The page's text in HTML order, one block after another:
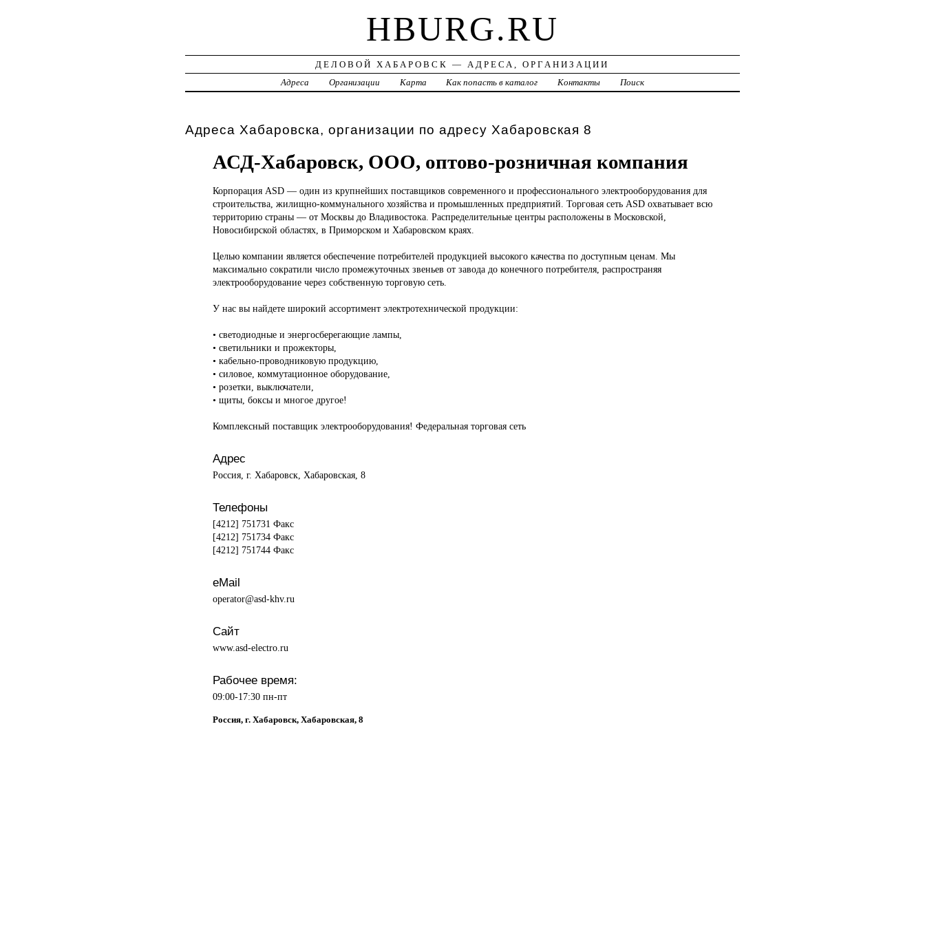
HBURG.RU
ДЕЛОВОЙ ХАБАРОВСК — АДРЕСА, ОРГАНИЗАЦИИ
Адреса
Организации Карта Как попасть в каталог Контакты Поиск
Адреса Хабаровска, организации по адресу Хабаровская 8
АСД-Хабаровск, ООО, оптово-розничная компания
Корпорация ASD — один из крупнейших поставщиков современного и профессионального электрооборудования для
строительства, жилищно-коммунального хозяйства и промышленных предприятий. Торговая сеть ASD охватывает всю
территорию страны — от Москвы до Владивостока. Распределительные центры расположены в Московской,
Новосибирской областях, в Приморском и Хабаровском краях.
Целью компании является обеспечение потребителей продукцией высокого качества по доступным ценам. Мы
максимально сократили число промежуточных звеньев от завода до конечного потребителя, распространяя
электрооборудование через собственную торговую сеть.
У нас вы найдете широкий ассортимент электротехнической продукции:
• светодиодные и энергосберегающие лампы,
• светильники и прожекторы,
• кабельно-проводниковую продукцию,
• силовое, коммутационное оборудование,
• розетки, выключатели,
• щиты, боксы и многое другое!
Комплексный поставщик электрооборудования! Федеральная торговая сеть
Адрес
Россия, г. Хабаровск, Хабаровская, 8
Телефоны
[4212] 751731 Факс
[4212] 751734 Факс
[4212] 751744 Факс
eMail
operator@asd-khv.ru
Сайт
www.asd-electro.ru
Рабочее время:
09:00-17:30 пн-пт
Россия, г. Хабаровск, Хабаровская, 8